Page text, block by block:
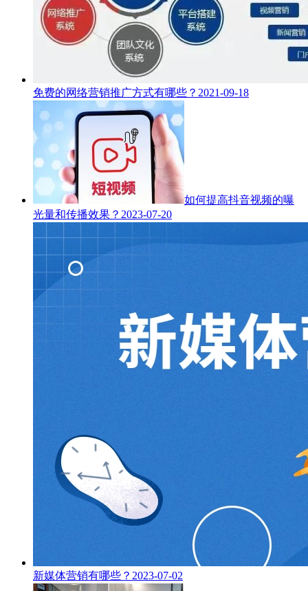
免费的网络营销推广方式有哪些？ 2021-09-18
如何提高抖音视频的曝
光量和传播效果？ 2023-07-20
新媒体营销有哪些？ 2023-07-02